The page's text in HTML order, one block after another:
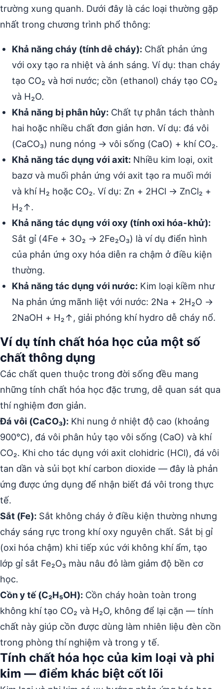
trường xung quanh. Dưới đây là các loại thường gặp
nhất trong chương trình phổ thông:
Khả năng cháy (tính dễ cháy): Chất phản ứng
với oxy tạo ra nhiệt và ánh sáng. Ví dụ: than cháy
tạo CO₂ và hơi nước; cồn (ethanol) cháy tạo CO₂
và H₂O.
Khả năng bị phân hủy: Chất tự phân tách thành
hai hoặc nhiều chất đơn giản hơn. Ví dụ: đá vôi
(CaCO₃) nung nóng → vôi sống (CaO) + khí CO₂.
Khả năng tác dụng với axit: Nhiều kim loại, oxit
bazơ và muối phản ứng với axit tạo ra muối mới
và khí H₂ hoặc CO₂. Ví dụ: Zn + 2HCl → ZnCl₂ +
H₂↑.
Khả năng tác dụng với oxy (tính oxi hóa-khử):
Sắt gỉ (4Fe + 3O₂ → 2Fe₂O₃) là ví dụ điển hình
của phản ứng oxy hóa diễn ra chậm ở điều kiện
thường.
Khả năng tác dụng với nước: Kim loại kiềm như
Na phản ứng mãnh liệt với nước: 2Na + 2H₂O →
2NaOH + H₂↑, giải phóng khí hydro dễ cháy nổ.
Ví dụ tính chất hóa học của một số
chất thông dụng
Các chất quen thuộc trong đời sống đều mang
những tính chất hóa học đặc trưng, dễ quan sát qua
thí nghiệm đơn giản.
Đá vôi (CaCO₃): Khi nung ở nhiệt độ cao (khoảng
900°C), đá vôi phân hủy tạo vôi sống (CaO) và khí
CO₂. Khi cho tác dụng với axit clohidric (HCl), đá vôi
tan dần và sủi bọt khí carbon dioxide — đây là phản
ứng được ứng dụng để nhận biết đá vôi trong thực
tế.
Sắt (Fe): Sắt không cháy ở điều kiện thường nhưng
cháy sáng rực trong khí oxy nguyên chất. Sắt bị gỉ
(oxi hóa chậm) khi tiếp xúc với không khí ẩm, tạo
lớp gỉ sắt Fe₂O₃ màu nâu đỏ làm giảm độ bền cơ
học.
Cồn y tế (C₂H₅OH): Cồn cháy hoàn toàn trong
không khí tạo CO₂ và H₂O, không để lại cặn — tính
chất này giúp cồn được dùng làm nhiên liệu đèn cồn
trong phòng thí nghiệm và trong y tế.
Tính chất hóa học của kim loại và phi
kim — điểm khác biệt cốt lõi